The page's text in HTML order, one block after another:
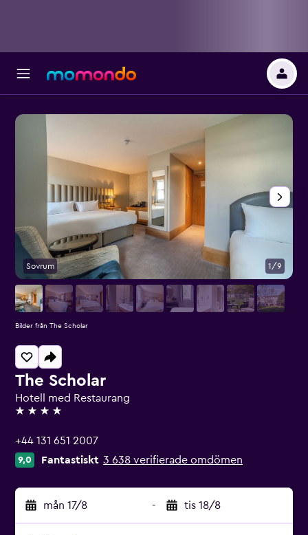
The Scholar
Hotell med Restaurang
4 stjärnor
+44 131 651 2007
9,0 Fantastiskt 3 638 verifierade omdömen
mån 17/8 - tis 18/8
Sovrum 1/9
Bilder från The Scholar